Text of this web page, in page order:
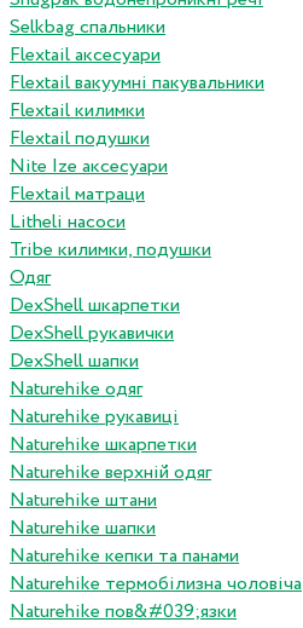
Selkbag спальники
Flextail аксесуари
Flextail вакуумні пакувальники
Flextail килимки
Flextail подушки
Nite Ize аксесуари
Flextail матраци
Litheli насоси
Tribe килимки, подушки
Одяг
DexShell шкарпетки
DexShell рукавички
DexShell шапки
Naturehike одяг
Naturehike рукавиці
Naturehike шкарпетки
Naturehike верхній одяг
Naturehike штани
Naturehike шапки
Naturehike кепки та панами
Naturehike термобілизна чоловіча
Naturehike пов&#039;язки